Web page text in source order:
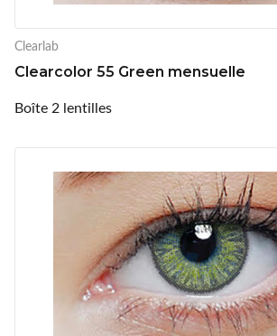
Clearlab
Clearcolor 55 Green mensuelle
Boîte 2 lentilles